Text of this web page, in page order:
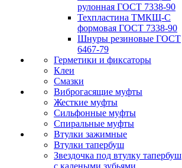
рулонная ГОСТ 7338-90
Техпластина ТМКЩ-С
формовая ГОСТ 7338-90
Шнуры резиновые ГОСТ
6467-79
Герметики и фиксаторы
Клеи
Смазки
Виброгасящие муфты
Жесткие муфты
Сильфонные муфты
Спиральные муфты
Втулки зажимные
Втулки тапербуш
Звездочка под втулку тапербуш
c калеными зубьями